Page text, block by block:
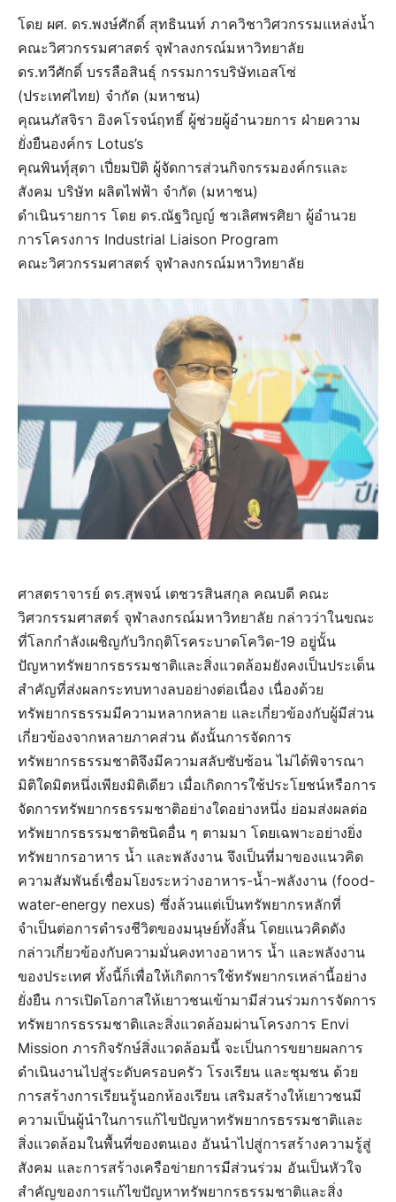
โดย ผศ. ดร.พงษ์ศักดิ์ สุทธินนท์ ภาควิชาวิศวกรรมแหล่งน้ำ
คณะวิศวกรรมศาสตร์ จุฬาลงกรณ์มหาวิทยาลัย
ดร.ทวีศักดิ์ บรรลือสินธุ์ กรรมการบริษัทเอสโซ่
(ประเทศไทย) จำกัด (มหาชน)
คุณนภัสจิรา อิงคโรจน์ฤทธิ์ ผู้ช่วยผู้อำนวยการ ฝ่ายความ
ยั่งยืนองค์กร Lotus’s
คุณพินทุ์สุดา เปี่ยมปิติ ผู้จัดการส่วนกิจกรรมองค์กรและ
สังคม บริษัท ผลิตไฟฟ้า จำกัด (มหาชน)
ดำเนินรายการ โดย ดร.ณัฐวิญญ์ ชวเลิศพรศิยา ผู้อำนวย
การโครงการ Industrial Liaison Program
คณะวิศวกรรมศาสตร์ จุฬาลงกรณ์มหาวิทยาลัย
ศาสตราจารย์ ดร.สุพจน์ เตชวรสินสกุล คณบดี คณะ
วิศวกรรมศาสตร์ จุฬาลงกรณ์มหาวิทยาลัย กล่าวว่าในขณะ
ที่โลกกำลังเผชิญกับวิกฤติโรคระบาดโควิด-19 อยู่นั้น
ปัญหาทรัพยากรธรรมชาติและสิ่งแวดล้อมยังคงเป็นประเด็น
สำคัญที่ส่งผลกระทบทางลบอย่างต่อเนื่อง เนื่องด้วย
ทรัพยากรธรรมมีความหลากหลาย และเกี่ยวข้องกับผู้มีส่วน
เกี่ยวข้องจากหลายภาคส่วน ดังนั้นการจัดการ
ทรัพยากรธรรมชาติจึงมีความสลับซับซ้อน ไม่ได้พิจารณา
มิติใดมิตหนึ่งเพียงมิติเดียว เมื่อเกิดการใช้ประโยชน์หรือการ
จัดการทรัพยากรธรรมชาติอย่างใดอย่างหนึ่ง ย่อมส่งผลต่อ
ทรัพยากรธรรมชาติชนิดอื่น ๆ ตามมา โดยเฉพาะอย่างยิ่ง
ทรัพยากรอาหาร น้ำ และพลังงาน จึงเป็นที่มาของแนวคิด
ความสัมพันธ์เชื่อมโยงระหว่างอาหาร-น้ำ-พลังงาน (food-
water-energy nexus) ซึ่งล้วนแต่เป็นทรัพยากรหลักที่
จำเป็นต่อการดำรงชีวิตของมนุษย์ทั้งสิ้น โดยแนวคิดดัง
กล่าวเกี่ยวข้องกับความมั่นคงทางอาหาร น้ำ และพลังงาน
ของประเทศ ทั้งนี้ก็เพื่อให้เกิดการใช้ทรัพยากรเหล่านี้อย่าง
ยั่งยืน การเปิดโอกาสให้เยาวชนเข้ามามีส่วนร่วมการจัดการ
ทรัพยากรธรรมชาติและสิ่งแวดล้อมผ่านโครงการ Envi
Mission ภารกิจรักษ์สิ่งแวดล้อมนี้ จะเป็นการขยายผลการ
ดำเนินงานไปสู่ระดับครอบครัว โรงเรียน และชุมชน ด้วย
การสร้างการเรียนรู้นอกห้องเรียน เสริมสร้างให้เยาวชนมี
ความเป็นผู้นำในการแก้ไขปัญหาทรัพยากรธรรมชาติและ
สิ่งแวดล้อมในพื้นที่ของตนเอง อันนำไปสู่การสร้างความรู้สู่
สังคม และการสร้างเครือข่ายการมีส่วนร่วม อันเป็นหัวใจ
สำคัญของการแก้ไขปัญหาทรัพยากรธรรมชาติและสิ่ง